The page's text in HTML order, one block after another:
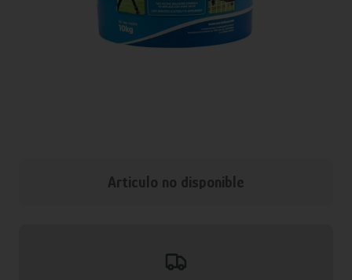
Articulo no disponible